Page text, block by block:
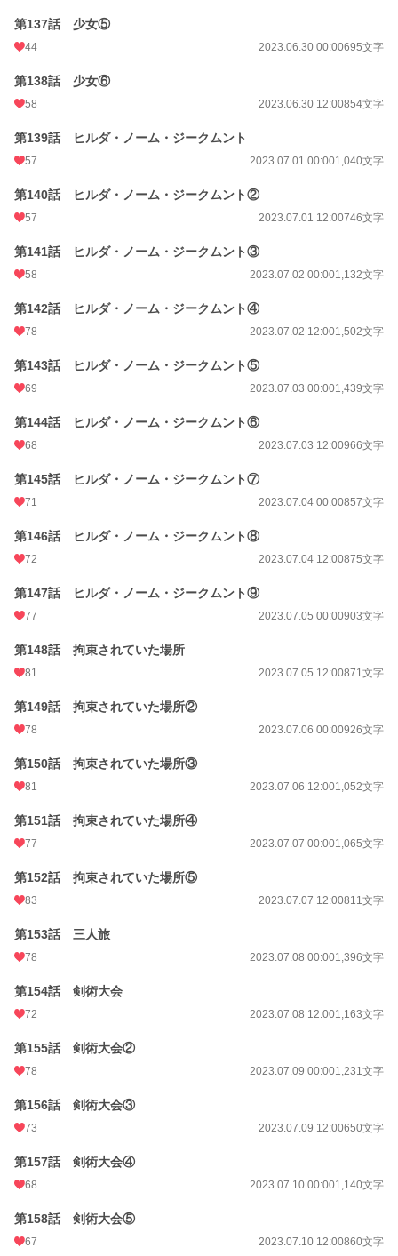
第137話 少女⑤
44 2023.06.30 00:00695文字
第138話 少女⑥
58 2023.06.30 12:00854文字
第139話 ヒルダ・ノーム・ジークムント
57 2023.07.01 00:001,040文字
第140話 ヒルダ・ノーム・ジークムント②
57 2023.07.01 12:00746文字
第141話 ヒルダ・ノーム・ジークムント③
58 2023.07.02 00:001,132文字
第142話 ヒルダ・ノーム・ジークムント④
78 2023.07.02 12:001,502文字
第143話 ヒルダ・ノーム・ジークムント⑤
69 2023.07.03 00:001,439文字
第144話 ヒルダ・ノーム・ジークムント⑥
68 2023.07.03 12:00966文字
第145話 ヒルダ・ノーム・ジークムント⑦
71 2023.07.04 00:00857文字
第146話 ヒルダ・ノーム・ジークムント⑧
72 2023.07.04 12:00875文字
第147話 ヒルダ・ノーム・ジークムント⑨
77 2023.07.05 00:00903文字
第148話 拘束されていた場所
81 2023.07.05 12:00871文字
第149話 拘束されていた場所②
78 2023.07.06 00:00926文字
第150話 拘束されていた場所③
81 2023.07.06 12:001,052文字
第151話 拘束されていた場所④
77 2023.07.07 00:001,065文字
第152話 拘束されていた場所⑤
83 2023.07.07 12:00811文字
第153話 三人旅
78 2023.07.08 00:001,396文字
第154話 剣術大会
72 2023.07.08 12:001,163文字
第155話 剣術大会②
78 2023.07.09 00:001,231文字
第156話 剣術大会③
73 2023.07.09 12:00650文字
第157話 剣術大会④
68 2023.07.10 00:001,140文字
第158話 剣術大会⑤
67 2023.07.10 12:00860文字